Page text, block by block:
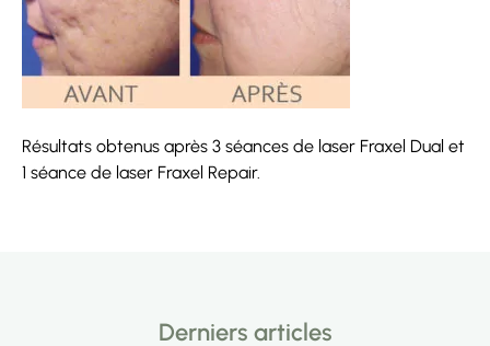
Résultats obtenus après 3 séances de laser Fraxel Dual et
1 séance de laser Fraxel Repair.
Derniers articles